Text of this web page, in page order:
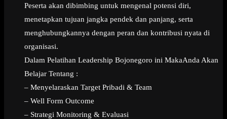
Peserta akan dibimbing untuk mengenal potensi diri,
menetapkan tujuan jangka pendek dan panjang, serta
menghubungkannya dengan peran dan kontribusi nyata di
organisasi.
Dalam Pelatihan Leadership Bojonegoro ini MakaAnda Akan
Belajar Tentang :
– Menyelaraskan Target Pribadi & Team
– Well Form Outcome
– Strategi Monitoring & Evaluasi